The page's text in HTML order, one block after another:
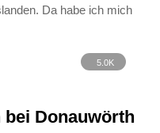
Da habe ich mich
5.0K
bei Donauwörth